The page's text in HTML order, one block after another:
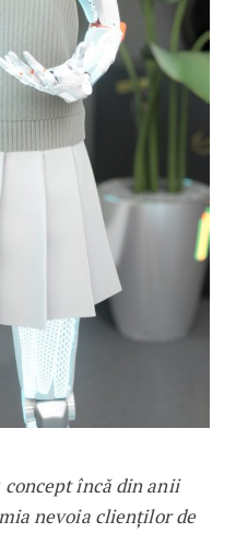
concept încă din anii
nevoia clienților de